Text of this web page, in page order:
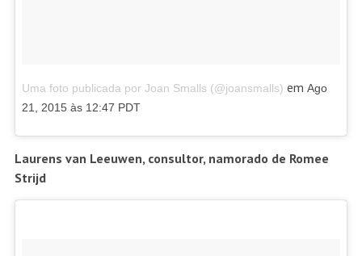
Uma foto publicada por Joan Smalls (@joansmalls) em Ago
21, 2015 às 12:47 PDT
Laurens van Leeuwen, consultor, namorado de Romee
Strijd